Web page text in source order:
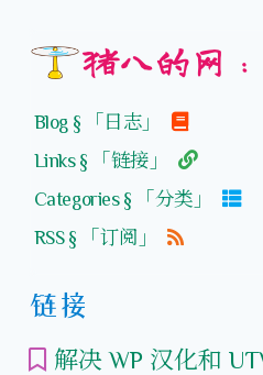
猪八的网
Blog § 「日志」
Links § 「链接」
Categories § 「分类」
RSS § 「订阅」
链接
解决 WP 汉化和